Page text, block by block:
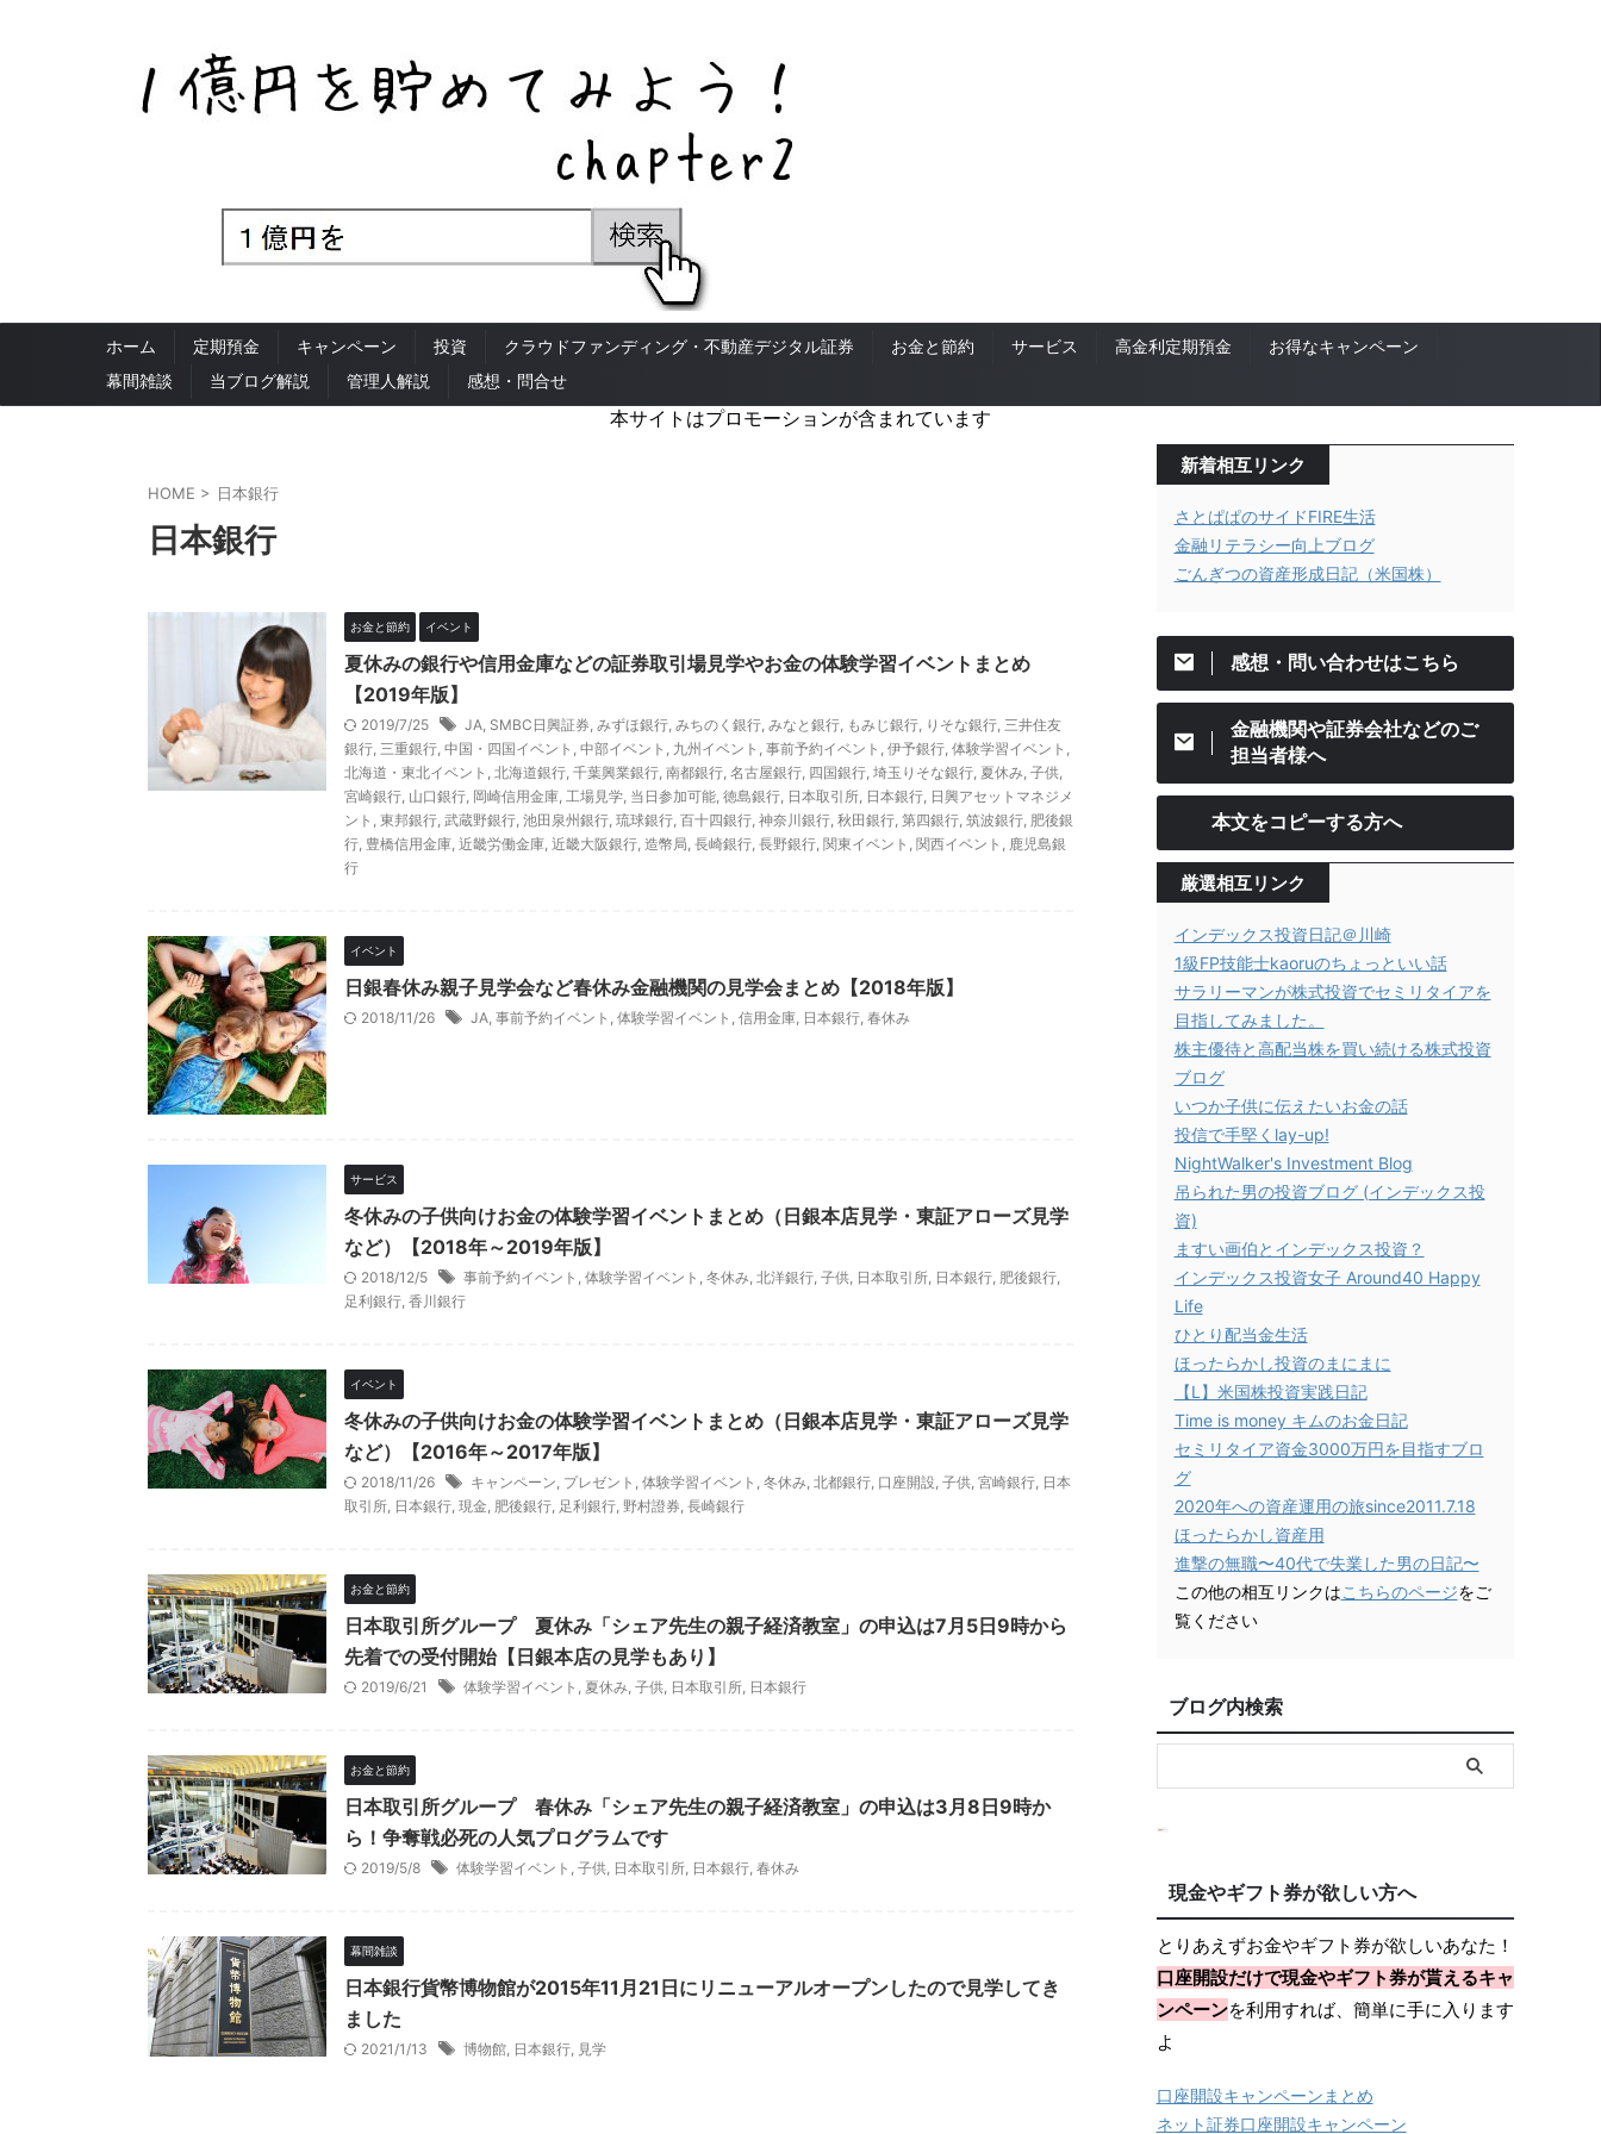
ホーム 定期預金 キャンペーン 投資 クラウドファンディング・不動産デジタル証券 お金と節約 サービス 高金利定期預金
お得なキャンペーン
幕間雑談
当ブログ解説 管理人解説 感想・問合せ
本サイトはプロモーションが含まれています
HOME > 日本銀行
日本銀行
お金と節約 イベント
夏休みの銀行や信用金庫などの証券取引場見学やお金の体験学習イベントまとめ
【2019年版】
2019/7/25 JA, SMBC日興証券, みずほ銀行, みちのく銀行, みなと銀行, もみじ銀行, りそな銀行, 三井住友
銀行, 三重銀行, 中国・四国イベント , 中部イベント , 九州イベント , 事前予約イベント , 伊予銀行, 体験学習イベント ,
北海道・東北イベント , 北海道銀行, 千葉興業銀行, 南都銀行, 名古屋銀行, 四国銀行, 埼玉りそな銀行, 夏休み, 子供,
宮崎銀行, 山口銀行, 岡崎信用金庫, 工場見学, 当日参加可能, 徳島銀行, 日本取引所, 日本銀行, 日興アセットマネジメ
ント , 東邦銀行, 武蔵野銀行, 池田泉州銀行, 琉球銀行, 百十四銀行, 神奈川銀行, 秋田銀行, 第四銀行, 筑波銀行, 肥後銀
行, 豊橋信用金庫, 近畿労働金庫, 近畿大阪銀行, 造幣局, 長崎銀行, 長野銀行, 関東イベント , 関西イベント , 鹿児島銀
行
イベント
日銀春休み親子見学会など春休み金融機関の見学会まとめ【2018年版】
2018/11/26 JA, 事前予約イベント , 体験学習イベント , 信用金庫, 日本銀行, 春休み
サービス
冬休みの子供向けお金の体験学習イベントまとめ（日銀本店見学・東証アローズ見学
など）【2018年～2019年版】
2018/12/5 事前予約イベント , 体験学習イベント , 冬休み, 北洋銀行, 子供, 日本取引所, 日本銀行, 肥後銀行,
足利銀行, 香川銀行
イベント
冬休みの子供向けお金の体験学習イベントまとめ（日銀本店見学・東証アローズ見学
など）【2016年～2017年版】
2018/11/26 キャンペーン, プレゼント , 体験学習イベント , 冬休み, 北都銀行, 口座開設, 子供, 宮崎銀行, 日本
取引所, 日本銀行, 現金, 肥後銀行, 足利銀行, 野村證券, 長崎銀行
お金と節約
日本取引所グループ 夏休み「シェア先生の親子経済教室」の申込は7月5日9時から
先着での受付開始【日銀本店の見学もあり】
2019/6/21 体験学習イベント , 夏休み, 子供, 日本取引所, 日本銀行
お金と節約
日本取引所グループ 春休み「シェア先生の親子経済教室」の申込は3月8日9時か
ら！争奪戦必死の人気プログラムです
2019/5/8 体験学習イベント , 子供, 日本取引所, 日本銀行, 春休み
幕間雑談
日本銀行貨幣博物館が2015年11月21日にリニューアルオープンしたので見学してき
ました
2021/1/13 博物館, 日本銀行, 見学
新着相互リンク
さとぱぱのサイドFIRE生活
金融リテラシー向上ブログ
ごんぎつの資産形成日記（米国株）
感想・問い合わせはこちら
金融機関や証券会社などのご
担当者様へ
本文をコピーする方へ
厳選相互リンク
インデックス投資日記＠川崎
1級FP技能士kaoruのちょっといい話
サラリーマンが株式投資でセミリタイアを
目指してみました。
株主優待と高配当株を買い続ける株式投資
ブログ
いつか子供に伝えたいお金の話
投信で手堅くlay-up!
NightWalker's Investment Blog
吊られた男の投資ブログ (インデックス投
資)
ますい画伯とインデックス投資？
インデックス投資女子 Around40 Happy
Life
ひとり配当金生活
ほったらかし投資のまにまに
【L】米国株投資実践日記
Time is money キムのお金日記
セミリタイア資金3000万円を目指すブロ
グ
2020年への資産運用の旅since2011.7.18
ほったらかし資産用
進撃の無職〜40代で失業した男の日記〜
この他の相互リンクはこちらのページをご
覧ください
ブログ内検索
現金やギフト券が欲しい方へ
とりあえずお金やギフト券が欲しいあなた！
口座開設だけで現金やギフト券が貰えるキャ
ンペーンを利用すれば、簡単に手に入ります
よ
口座開設キャンペーンまとめ
ネット証券口座開設キャンペーン